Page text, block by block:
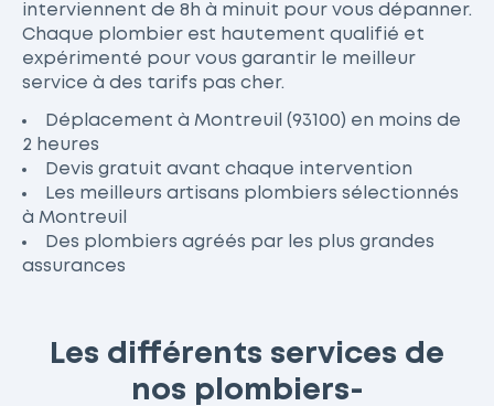
interviennent de 8h à minuit pour vous dépanner.
Chaque plombier est hautement qualifié et
expérimenté pour vous garantir le meilleur
service à des tarifs pas cher.
Déplacement à Montreuil (93100) en moins de
2 heures
Devis gratuit avant chaque intervention
Les meilleurs artisans plombiers sélectionnés
à Montreuil
Des plombiers agréés par les plus grandes
assurances
Les différents services de
nos plombiers-